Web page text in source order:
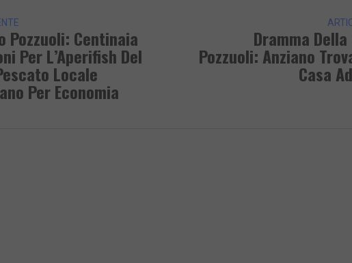
Pozzuoli: Centinaia
Per L’Aperifish Del
Locale
Per Economia
Dramma
Pozzuoli: Anziano
Casa